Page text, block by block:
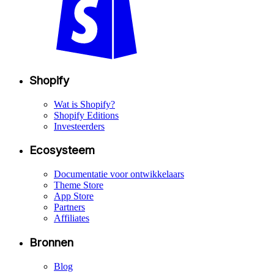
Shopify
Wat is Shopify?
Shopify Editions
Investeerders
Ecosysteem
Documentatie voor ontwikkelaars
Theme Store
App Store
Partners
Affiliates
Bronnen
Blog